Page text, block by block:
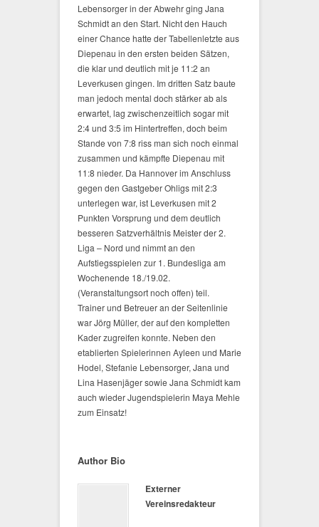
Lebensorger in der Abwehr ging Jana
Schmidt an den Start. Nicht den Hauch
einer Chance hatte der Tabellenletzte aus
Diepenau in den ersten beiden Sätzen,
die klar und deutlich mit je 11:2 an
Leverkusen gingen. Im dritten Satz baute
man jedoch mental doch stärker ab als
erwartet, lag zwischenzeitlich sogar mit
2:4 und 3:5 im Hintertreffen, doch beim
Stande von 7:8 riss man sich noch einmal
zusammen und kämpfte Diepenau mit
11:8 nieder. Da Hannover im Anschluss
gegen den Gastgeber Ohligs mit 2:3
unterlegen war, ist Leverkusen mit 2
Punkten Vorsprung und dem deutlich
besseren Satzverhältnis Meister der 2.
Liga – Nord und nimmt an den
Aufstiegsspielen zur 1. Bundesliga am
Wochenende 18./19.02.
(Veranstaltungsort noch offen) teil.
Trainer und Betreuer an der Seitenlinie
war Jörg Müller, der auf den kompletten
Kader zugreifen konnte. Neben den
etablierten Spielerinnen Ayleen und Marie
Hodel, Stefanie Lebensorger, Jana und
Lina Hasenjäger sowie Jana Schmidt kam
auch wieder Jugendspielerin Maya Mehle
zum Einsatz!
Author Bio
Externer
Vereinsredakteur